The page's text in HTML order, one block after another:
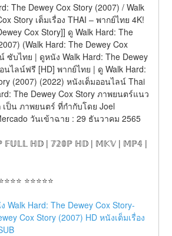
The Dewey Cox Story (2007) / Walk
Story เต็มเรื่อง THAI – พากย์ไทย 4K!
Cox Story]] ดู Walk Hard: The
(Walk Hard: The Dewey Cox
ซับไทย | ดูหนัง Walk Hard: The Dewey
นไลน์ฟรี [HD] พากย์ไทย | ดู Walk Hard:
(2007) (2022) หนังเต็มออนไลน์ Thai
The Dewey Cox Story ภาพยนตร์แนว
ป็น ภาพยนตร์ ที่กำกับโดย Joel
วันเข้าฉาย : 29 ธันวาคม 2565
𝔽𝕌𝕃𝕃 ℍ𝔻 | 𝟟𝟚𝟘ℙ ℍ𝔻 | 𝕄𝕂𝕍 | 𝕄ℙ𝟜 |
⭐⭐⭐⭐⭐
Walk Hard: The Dewey Cox Story-
Cox Story (2007) HD หนังเต็มเรื่อง